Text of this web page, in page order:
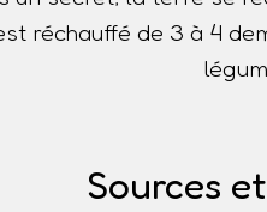
réchauffé de 3 à 4
Sources